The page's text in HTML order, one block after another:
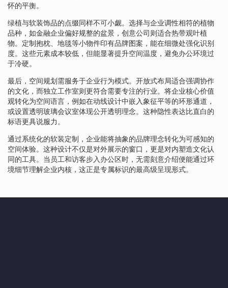
怀的平衡。
绿植与软装饰品的点缀同样不可小觑。选择与企业调性相符的植物
品种，如金融企业偏好规整的盆景，创意公司则适合热带观叶植
物。定制抱枕、地毯等小物件印有品牌图案，能在细微处强化识别
度。这些元素成本较低，但能显著提升空间温度，避免办公环境过
于冷硬。
最后，空间规划需服务于企业行为模式。开放式布局适合强调协作
的文化，而独立工作室则更符合需要专注的行业。将企业核心价值
观转化为空间语言，例如在动线设计中嵌入象征平等的环形通道，
或设置透明玻璃会议室体现公开透明理念。这种隐性表达比直白的
标语更具说服力。
通过系统化的软装定制，企业能将抽象的品牌理念转化为可感知的
空间体验。这种设计不仅是对外展示的窗口，更是对内塑造文化认
同的工具。当员工和访客步入办公区时，无需刻意介绍便能通过环
境细节理解企业内核，这正是专属标识的最高级呈现形式。